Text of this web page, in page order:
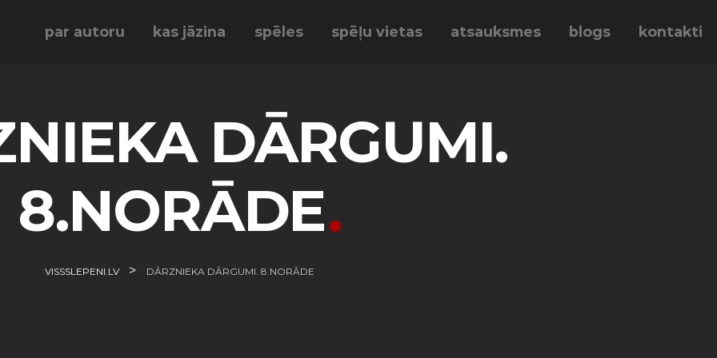
par autoru kas jāzina spēles spēļu vietas atsauksmes blogs kontakti
DĀRGUMI.
8.NORĀDE
VISSSLEPENI.LV > DĀRZNIEKA DĀRGUMI. 8.NORĀDE